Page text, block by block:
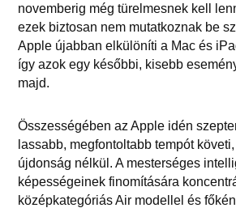
novemberig még türelmesnek kell
ezek biztosan nem mutatkoznak be
Apple újabban elkülöníti a Mac és
így azok egy későbbi, kisebb
majd.
Összességében az Apple idén
lassabb, megfontoltabb tempót
újdonság nélkül. A mesterséges
képességeinek finomítására
középkategóriás Air modellel és